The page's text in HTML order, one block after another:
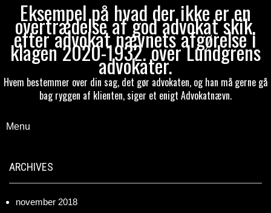
Eksempel på hvad der ikke er en
overtrædelse af god advokat skik,
efter advokat nævnets afgørelse i
klagen 2020-1932. over Lundgrens
advokater.
Hvem bestemmer over din sag, det gør advokaten, og han må gerne gå
bag ryggen af klienten, siger et enigt Advokatnævn.
Menu
ARCHIVES
november 2018